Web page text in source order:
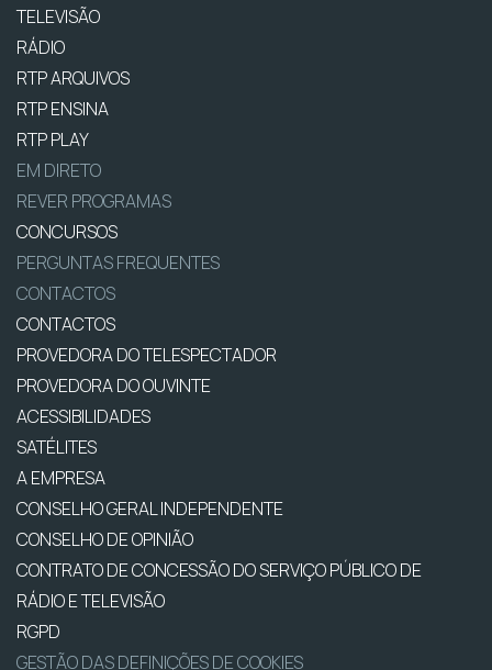
TELEVISÃO
RÁDIO
RTP ARQUIVOS
RTP ENSINA
RTP PLAY
EM DIRETO
REVER PROGRAMAS
CONCURSOS
PERGUNTAS FREQUENTES
CONTACTOS
CONTACTOS
PROVEDORA DO TELESPECTADOR
PROVEDORA DO OUVINTE
ACESSIBILIDADES
SATÉLITES
A EMPRESA
CONSELHO GERAL INDEPENDENTE
CONSELHO DE OPINIÃO
CONTRATO DE CONCESSÃO DO SERVIÇO PÚBLICO DE
RÁDIO E TELEVISÃO
RGPD
GESTÃO DAS DEFINIÇÕES DE COOKIES